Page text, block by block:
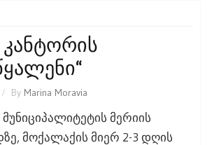
By Marina Moravia
მერიის
მოქალაქის მიერ 2-3 დღის